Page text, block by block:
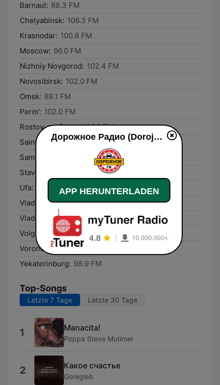
Barnaul: 88.3 FM
Chelyabinsk: 106.3 FM
Krasnodar: 100.8 FM
Moscow: 96.0 FM
Nizhniy Novgorod: 102.4 FM
Novosibirsk: 102.0 FM
Omsk: 88.1 FM
Perm’: 102.0 FM
Rostov-na-Donu: 106.3 FM
Saint Petersburg: 87.5 FM
Samara:
Stavropol’:
Ufa:
107.9 FM
Vladikavkaz: 101.2 FM
Vladivostok: 89.4 FM
Volgograd: 103.6 FM
Voronezh: 102.3 FM
Yekaterinburg: 98.9 FM
Top-Songs
Letzte 7 Tage Letzte 30 Tage
1 Manacita!
Poppa Steve Mutimer
2 Какое счастье
Goregleb
Дорожное Радио (Dorojnoe Radio) live
APP HERUNTERLADEN